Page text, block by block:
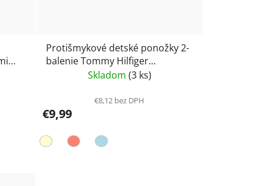
Protišmykové detské ponožky 2-
balenie Tommy Hilfiger
701232853Skladom (3 ks)
€8,12 bez DPH
€9,99